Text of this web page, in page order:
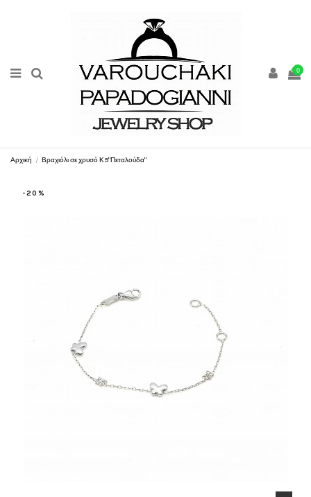
0
Αρχική Βραχιόλι σε χρυσό Κ9"Πεταλούδα"
-20%